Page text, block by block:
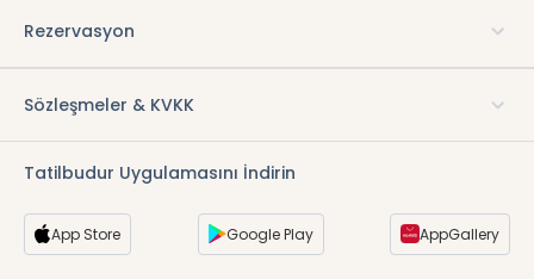
Rezervasyon
Sözleşmeler & KVKK
Tatilbudur Uygulamasını İndirin
App Store Google Play AppGallery